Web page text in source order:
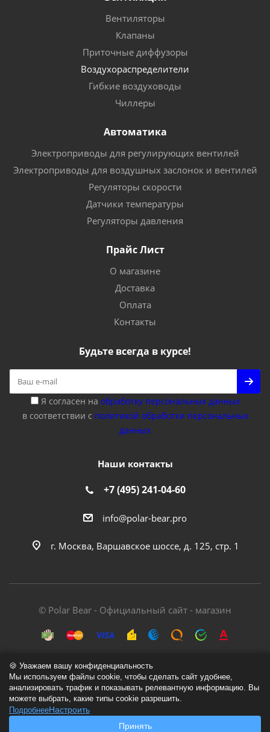
Вентиляторы
Клапаны
Приточные диффузоры
Воздухораспределители
Гибкие воздуховоды
Чиллеры
Автоматика
Электроприводы для регулирующих вентилей
Электроприводы для воздушных заслонок и вентилей
Регуляторы скорости
Датчики температуры
Регуляторы давления
Прайс Лист
О магазине
Доставка
Оплата
Контакты
Будьте всегда в курсе!
Я согласен на обработку персональных данных
в соответствии с политикой обработки персональных
данных
Наши контакты
+7 (495) 241-04-60
info@polar-bear.pro
г. Москва, Варшавское шоссе, д. 125, стр. 1
© Polar Bear - Официальный сайт - магазин
Политика обработки персональных данных
Согласие на обработку персональных данных
Согласие на обработку cookie-файлов
🍪 Уважаем вашу конфиденциальность
Мы используем файлы cookie, чтобы сделать сайт удобнее,
анализировать трафик и показывать релевантную информацию. Вы
можете выбрать, какие типы cookie разрешить.
ПодробнееНастроить
Принять